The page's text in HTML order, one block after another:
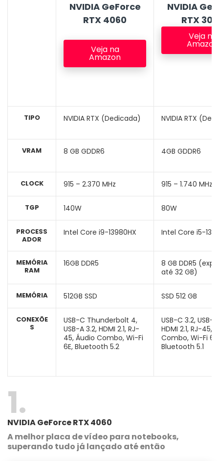
TIPO
VRAM
CLOCK
TGP
PROCESS
ADOR
MEMÓRIA
RAM
MEMÓRIA
CONEXÕE
S
NVIDIA GeForce
RTX 4060
Veja na
Amazon
NVIDIA RTX (Dedicada)
8 GB GDDR6
915 – 2.370 MHz
140W
Intel Core i9-13980HX
16GB DDR5
512GB SSD
USB-C Thunderbolt 4,
USB-A 3.2, HDMI 2.1, RJ-
45, Áudio Combo, Wi-Fi
6E, Bluetooth 5.2
NVIDIA
RTX
Veja na
Amazon
NVIDIA RTX
4GB GDDR6
915 – 1.740 MHz
80W
Intel Core i5-
8 GB DDR5
até 32 GB)
SSD 512 GB
USB-C 3.2, USB-
HDMI 2.1, RJ-45,
Combo, Wi-Fi 6,
Bluetooth 5.1
1
NVIDIA GeForce RTX 4060
A melhor placa de vídeo para notebooks,
superando tudo já lançado até então